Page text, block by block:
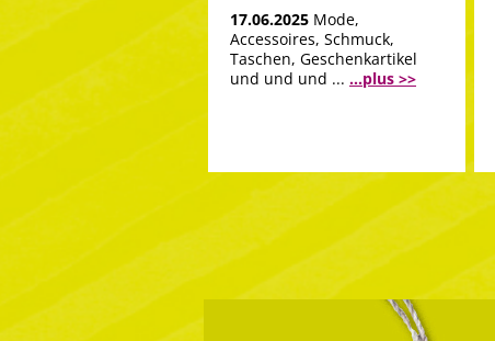
17.06.2025 Mode,
Accessoires, Schmuck,
Taschen, Geschenkartikel
und und und ... ...plus >>